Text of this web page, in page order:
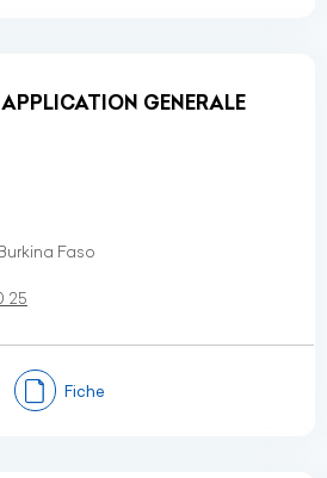
GENERALE
Faso
25
Fiche